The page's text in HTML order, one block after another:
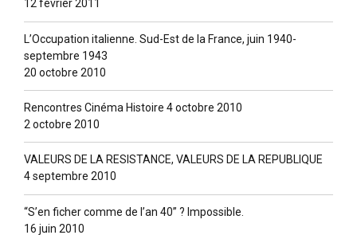
12 février 2011
L’Occupation italienne. Sud-Est de la France, juin 1940-
septembre 1943
20 octobre 2010
Rencontres Cinéma Histoire 4 octobre 2010
2 octobre 2010
VALEURS DE LA RESISTANCE, VALEURS DE LA REPUBLIQUE
4 septembre 2010
“S’en ficher comme de l’an 40” ? lmpossible.
16 juin 2010